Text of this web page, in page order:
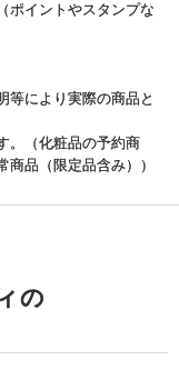
ポイントやスタンプな
等により実際の商品と
。（化粧品の予約商
品（限定品含み））
の